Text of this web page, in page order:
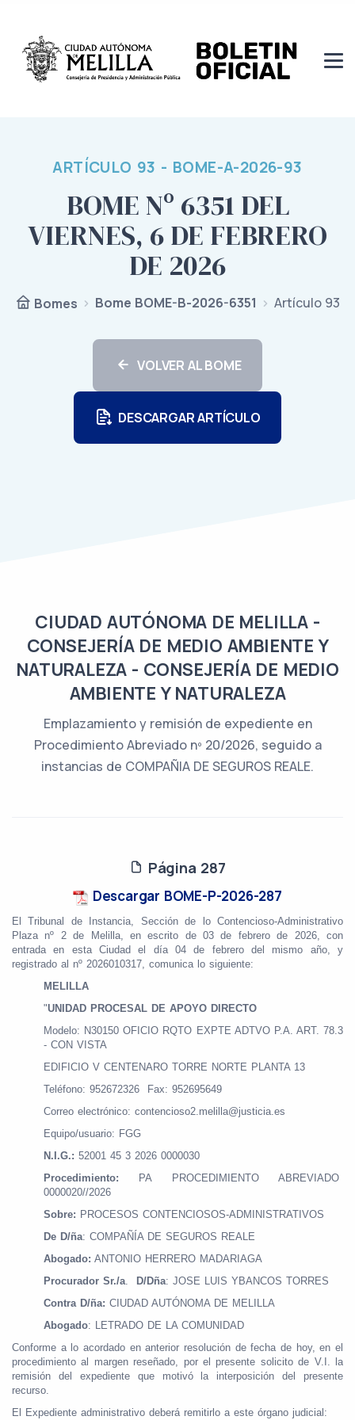
ARTÍCULO 93 - BOME-A-2026-93
BOME Nº 6351 DEL
VIERNES, 6 DE FEBRERO
DE 2026
Bomes Bome BOME-B-2026-6351 Artículo 93
VOLVER AL BOME
DESCARGAR ARTÍCULO
CIUDAD AUTÓNOMA DE MELILLA -
CONSEJERÍA DE MEDIO AMBIENTE Y
NATURALEZA - CONSEJERÍA DE MEDIO
AMBIENTE Y NATURALEZA
Emplazamiento y remisión de expediente en
Procedimiento Abreviado nº 20/2026, seguido a
instancias de COMPAÑIA DE SEGUROS REALE.
Página 287
Descargar BOME-P-2026-287
El Tribunal de Instancia, Sección de lo Contencioso-Administrativo
Plaza nº 2 de Melilla, en escrito de 03 de febrero de 2026, con
entrada en esta Ciudad el día 04 de febrero del mismo año, y
registrado al nº 2026010317, comunica lo siguiente:
MELILLA
"UNIDAD PROCESAL DE APOYO DIRECTO
Modelo: N30150 OFICIO RQTO EXPTE ADTVO P.A. ART. 78.3
- CON VISTA
EDIFICIO V CENTENARO TORRE NORTE PLANTA 13
Teléfono: 952672326 Fax: 952695649
Correo electrónico: contencioso2.melilla@justicia.es
Equipo/usuario: FGG
N.I.G.: 52001 45 3 2026 0000030
Procedimiento: PA PROCEDIMIENTO ABREVIADO
0000020//2026
Sobre: PROCESOS CONTENCIOSOS-ADMINISTRATIVOS
De D/ña: COMPAÑÍA DE SEGUROS REALE
Abogado: ANTONIO HERRERO MADARIAGA
Procurador Sr./a. D/Dña: JOSE LUIS YBANCOS TORRES
Contra D/ña: CIUDAD AUTÓNOMA DE MELILLA
Abogado: LETRADO DE LA COMUNIDAD
Conforme a lo acordado en anterior resolución de fecha de hoy, en el
procedimiento al margen reseñado, por el presente solicito de V.I. la
remisión del expediente que motivó la interposición del presente
recurso.
El Expediente administrativo deberá remitirlo a este órgano judicial: